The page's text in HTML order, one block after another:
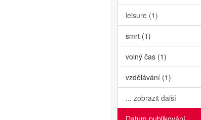
leisure (1)
smrt (1)
volný čas (1)
vzdělávání (1)
... zobrazit další